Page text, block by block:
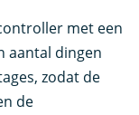
met een
aantal dingen
zodat de
de